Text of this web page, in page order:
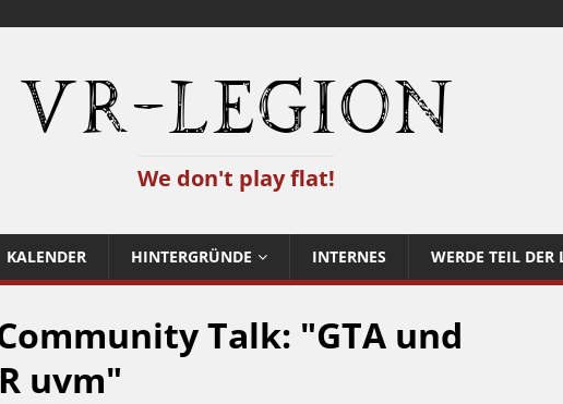
VR-Legion
We don't play flat!
KALENDER HINTERGRÜNDE INTERNES WERDE TEIL DER
Talk: "GTA und
uvm"